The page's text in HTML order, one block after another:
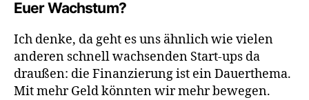
Euer Wachstum?
Ich denke, da geht es uns ähnlich wie vielen
anderen schnell wachsenden Start-ups da
draußen: die Finanzierung ist ein Dauerthema.
Mit mehr Geld könnten wir mehr bewegen.